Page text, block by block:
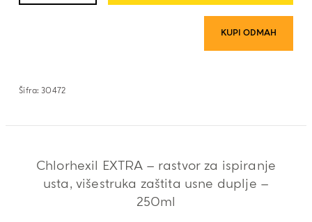
KUPI ODMAH
Šifra: 30472
Chlorhexil EXTRA – rastvor za ispiranje
usta, višestruka zaštita usne duplje –
250ml